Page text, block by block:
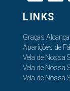
LINKS
Graças
Aparições de
Vela de Nossa
Vela de Nossa
Vela de Nossa